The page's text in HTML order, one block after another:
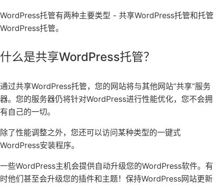
WordPress托管有两种主要类型 - 共享WordPress托管和托管
WordPress托管。
什么是共享WordPress托管？
通过共享WordPress托管，您的网站将与其他网站“共享”服务
器。您的服务器仍将针对WordPress进行性能优化，您不会拥
有自己的一切。
除了性能调整之外，您还可以访问某种类型的一键式
WordPress安装程序。
一些WordPress主机会提供自动升级您的WordPress软件。有
时他们甚至会升级您的插件和主题！保持WordPress网站更新